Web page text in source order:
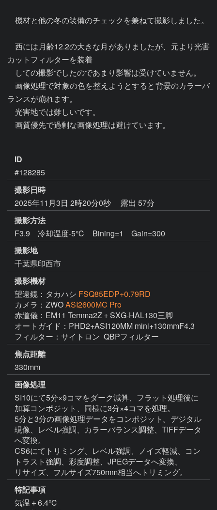
機材と他の冬の装備のチェックを兼ねて撮影しました。
西には月齢12.2の大きな月がありましたが、元より光害
カットフィルターを装着
しての撮影でしたのであまり影響は受けていません。
画像処理で対象の色を整えようとすると背景のカラーバ
ランスが崩れます。
光害地では難しいです。
画質優先で過剰な画像処理は避けています。
ID
#128285
撮影日時
2025年11月3日 2時20分0秒
露出 57分
撮影方法
F3.9 冷却温度-5℃ Bining=1 Gain=300
撮影地
千葉県印西市
撮影機材
望遠鏡：タカハシ FSQ85EDP+0.79RD
カメラ：ZWOASI2600MC Pro
赤道儀：EM11 Temma2Z＋SXG-HAL130三脚
オートガイド：PHD2+ASI120MM mini+130mmF4.3
フィルター：サイトロン  QBPフィルター
焦点距離
330mm
画像処理
SI10にて5分×9コマをダーク減算、フラット処理後に
加算コンポジット、同様に3分×4コマを処理。
5分と3分の画像処理データをコンポジット。デジタル
現像、レベル強調、カラーバランス調整、TIFFデータ
へ変換。
CS6にてトリミング、レベル強調、ノイズ軽減、コン
トラスト強調、彩度調整、JPEGデータへ変換、
リサイズ、フルサイズ750mm相当へトリミング。
特記事項
気温＋6.4℃